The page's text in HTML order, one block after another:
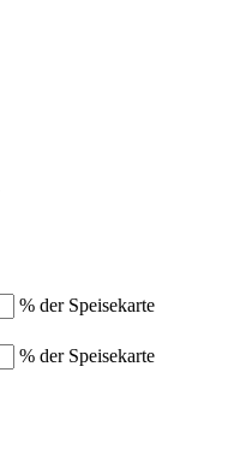
% der Speisekarte
% der Speisekarte